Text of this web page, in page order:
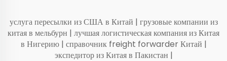
услуга пересылки из США в Китай | грузовые компании из
китая в мельбурн | лучшая логистическая компания из Китая
в Нигерию | справочник freight forwarder Китай |
экспедитор из Китая в Пакистан |